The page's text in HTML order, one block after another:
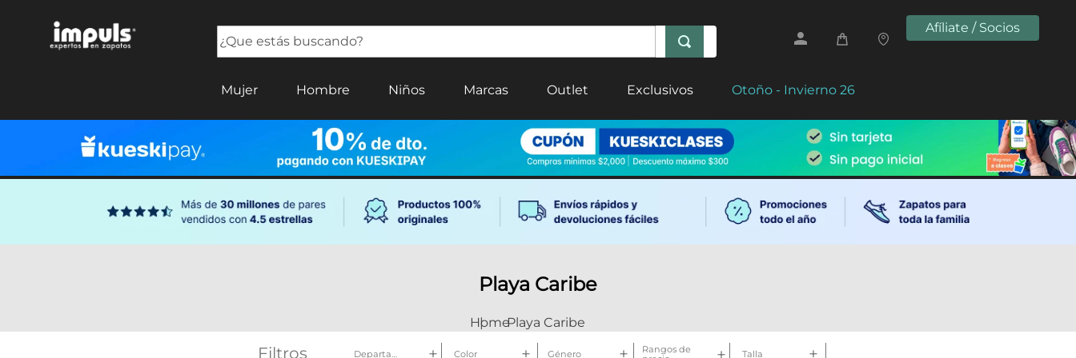
Afíliate / Socios
Mujer Hombre Niños Marcas Outlet Exclusivos Otoño - Invierno 26
Playa Caribe
Playa Caribe
Filtros Color Género Talla
Rangos de
sandalias mujer